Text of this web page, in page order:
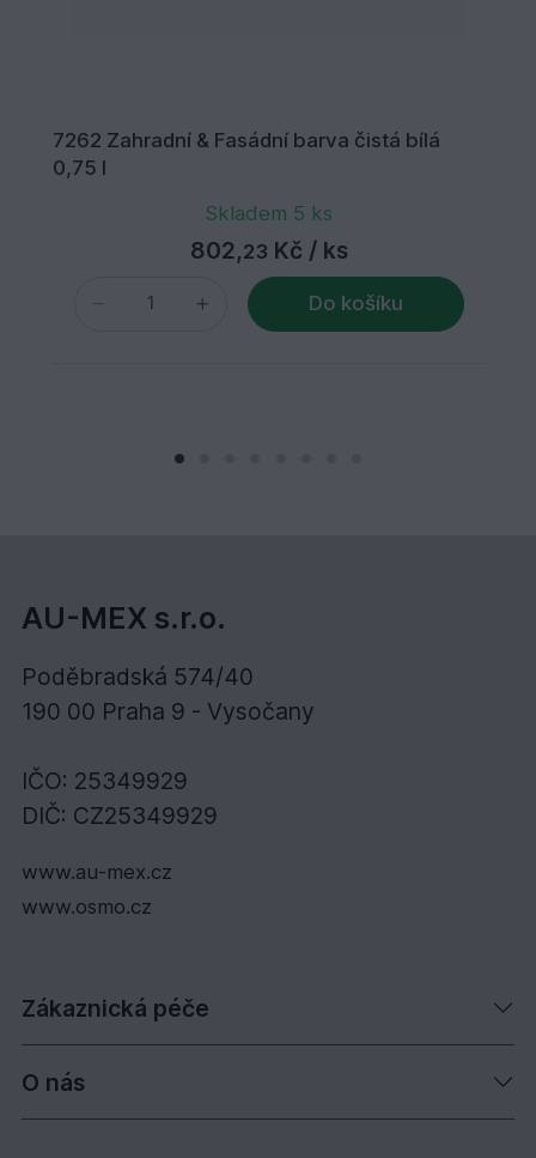
7262 Zahradní & Fasádní barva čistá bílá
0,75 l
Skladem 5 ks
802,23 Kč / ks
Do košíku
AU-MEX s.r.o.
Poděbradská 574/40
190 00 Praha 9 - Vysočany
IČO: 25349929
DIČ: CZ25349929
www.au-mex.cz
www.osmo.cz
Zákaznická péče
O nás